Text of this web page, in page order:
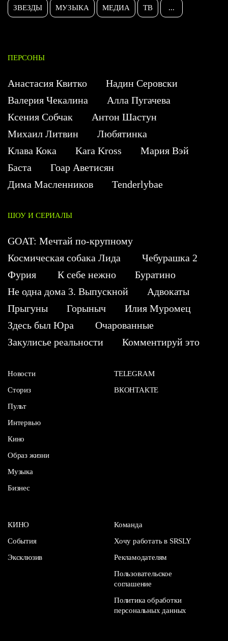
ЗВЕЗДЫ МУЗЫКА МЕДИА ТВ ...
ПЕРСОНЫ
Анастасия Квитко
Надин Серовски
Валерия Чекалина
Алла Пугачева
Ксения Собчак
Антон Шастун
Михаил Литвин
Любятинка
Клава Кока
Kara Kross
Мария Вэй
Баста
Гоар Аветисян
Дима Масленников
Tenderlybae
ШОУ И СЕРИАЛЫ
GOAT: Мечтай по-крупному
Космическая собака Лида
Чебурашка 2
Фурия
К себе нежно
Буратино
Не одна дома 3. Выпускной
Адвокаты
Прыгуны
Горыныч
Илия Муромец
Здесь был Юра
Очарованные
Закулисье реальности
Комментируй это
Новости
Сториз
Пульт
Интервью
Кино
Образ жизни
Музыка
Бизнес
TELEGRAM
ВКОНТАКТЕ
КИНО
События
Эксклюзив
Команда
Хочу работать в SRSLY
Рекламодателям
Пользовательское
соглашение
Политика обработки
персональных данных